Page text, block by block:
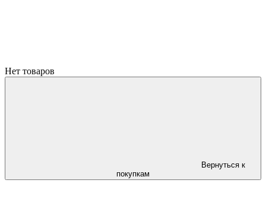
Нет товаров
Вернуться к
покупкам